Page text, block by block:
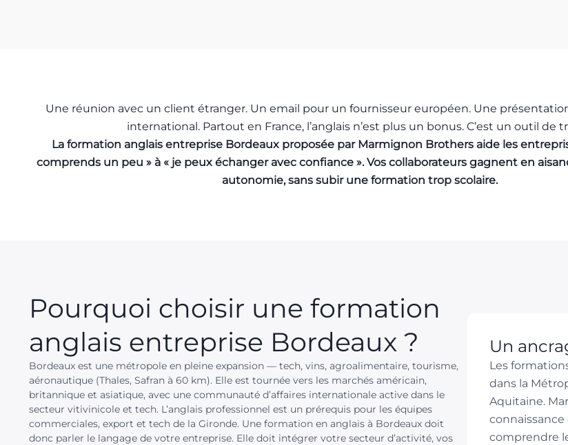
Une réunion avec un client étranger. Un email pour un fournisseur européen. Une
international. Partout en France, l’anglais n’est plus un bonus. C’est un outil de
La formation anglais entreprise Bordeaux proposée par Marmignon Brothers aide les
comprends un peu » à « je peux échanger avec confiance ». Vos collaborateurs gagnent en
autonomie, sans subir une formation trop scolaire.
Pourquoi choisir une formation
anglais entreprise Bordeaux ?
Bordeaux est une métropole en pleine expansion — tech, vins, agroalimentaire, tourisme,
aéronautique (Thales, Safran à 60 km). Elle est tournée vers les marchés américain,
britannique et asiatique, avec une communauté d’affaires internationale active dans le
secteur vitivinicole et tech. L’anglais professionnel est un prérequis pour les équipes
commerciales, export et tech de la Gironde. Une formation en anglais à Bordeaux doit
donc parler le langage de votre entreprise. Elle doit intégrer votre secteur d’activité, vos
Un
Les
dans la
Aquitaine.
comprendre